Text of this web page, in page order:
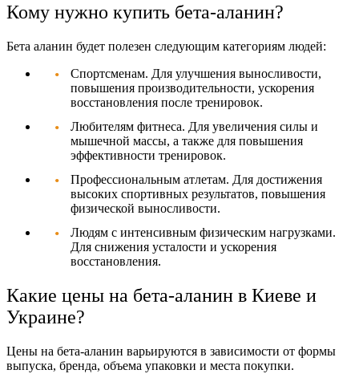
Кому нужно купить бета-аланин?
Бета аланин будет полезен следующим категориям людей:
Спортсменам. Для улучшения выносливости,
повышения производительности, ускорения
восстановления после тренировок.
Любителям фитнеса. Для увеличения силы и
мышечной массы, а также для повышения
эффективности тренировок.
Профессиональным атлетам. Для достижения
высоких спортивных результатов, повышения
физической выносливости.
Людям с интенсивным физическим нагрузками.
Для снижения усталости и ускорения
восстановления.
Какие цены на бета-аланин в Киеве и
Украине?
Цены на бета-аланин варьируются в зависимости от формы
выпуска, бренда, объема упаковки и места покупки.